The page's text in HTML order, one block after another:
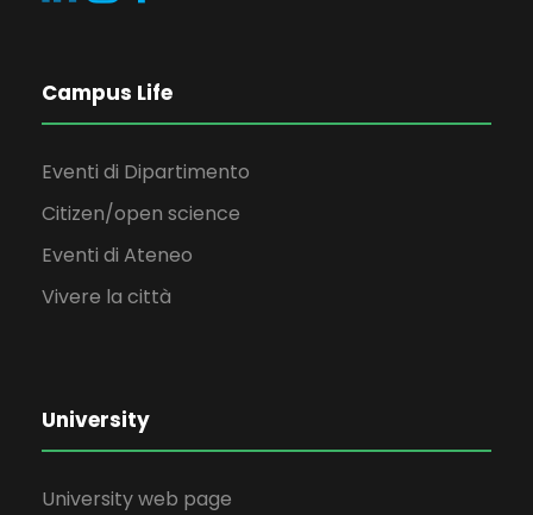
Campus Life
Eventi di Dipartimento
Citizen/open science
Eventi di Ateneo
Vivere la città
University
University web page